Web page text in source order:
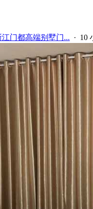
江门都高端别墅门... · 10